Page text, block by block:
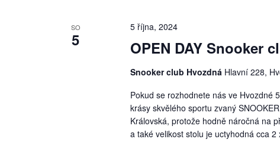
SO
5 OPEN DAY Snooker
5 října, 2024
Snooker club Hvozdná Hlavní 228,
Pokud se rozhodnete nás ve Hvozdné
krásy skvělého sportu zvaný
Královská, protože hodně náročná na
a také velikost stolu je uctyhodná cca